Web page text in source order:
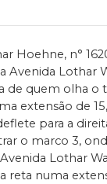
Hoehne, n°
de quem olha
extensão de
para a
o marco 3,
Lothar
numa